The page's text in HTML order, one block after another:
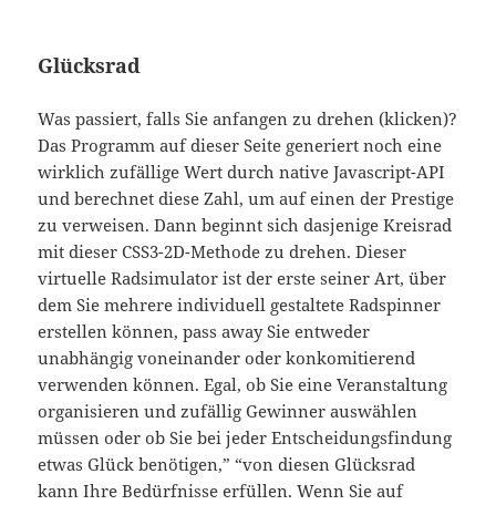
Glücksrad
Was passiert, falls Sie anfangen zu drehen (klicken)?
Das Programm auf dieser Seite generiert noch eine
wirklich zufällige Wert durch native Javascript-API
und berechnet diese Zahl, um auf einen der Prestige
zu verweisen. Dann beginnt sich dasjenige Kreisrad
mit dieser CSS3-2D-Methode zu drehen. Dieser
virtuelle Radsimulator ist der erste seiner Art, über
dem Sie mehrere individuell gestaltete Radspinner
erstellen können, pass away Sie entweder
unabhängig voneinander oder konkomitierend
verwenden können. Egal, ob Sie eine Veranstaltung
organisieren und zufällig Gewinner auswählen
müssen oder ob Sie bei jeder Entscheidungsfindung
etwas Glück benötigen,” “von diesen Glücksrad
kann Ihre Bedürfnisse erfüllen. Wenn Sie auf